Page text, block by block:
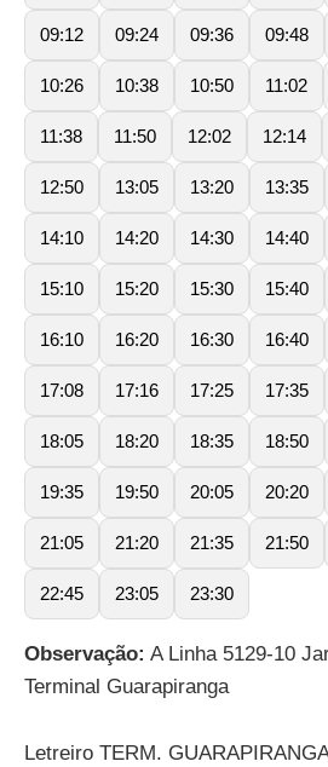
09:12 09:24 09:36 09:48
10:26 10:38 10:50 11:02
11:38 11:50 12:02 12:14
12:50 13:05 13:20 13:35
14:10 14:20 14:30 14:40
15:10 15:20 15:30 15:40
16:10 16:20 16:30 16:40
17:08 17:16 17:25 17:35
18:05 18:20 18:35 18:50
19:35 19:50 20:05 20:20
21:05 21:20 21:35 21:50
22:45 23:05 23:30
Observação: A Linha 5129-10
Terminal Guarapiranga
Letreiro TERM.